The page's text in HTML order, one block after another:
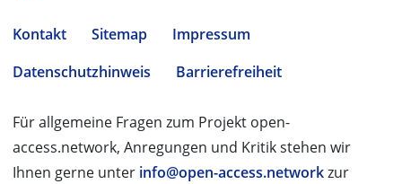
Kontakt Sitemap
Impressum
Datenschutzhinweis
Barrierefreiheit
Für allgemeine Fragen zum Projekt open-
access.network, Anregungen und Kritik stehen wir
Ihnen gerne unter info@open-access.networkzur